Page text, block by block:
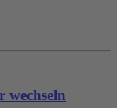
wechseln